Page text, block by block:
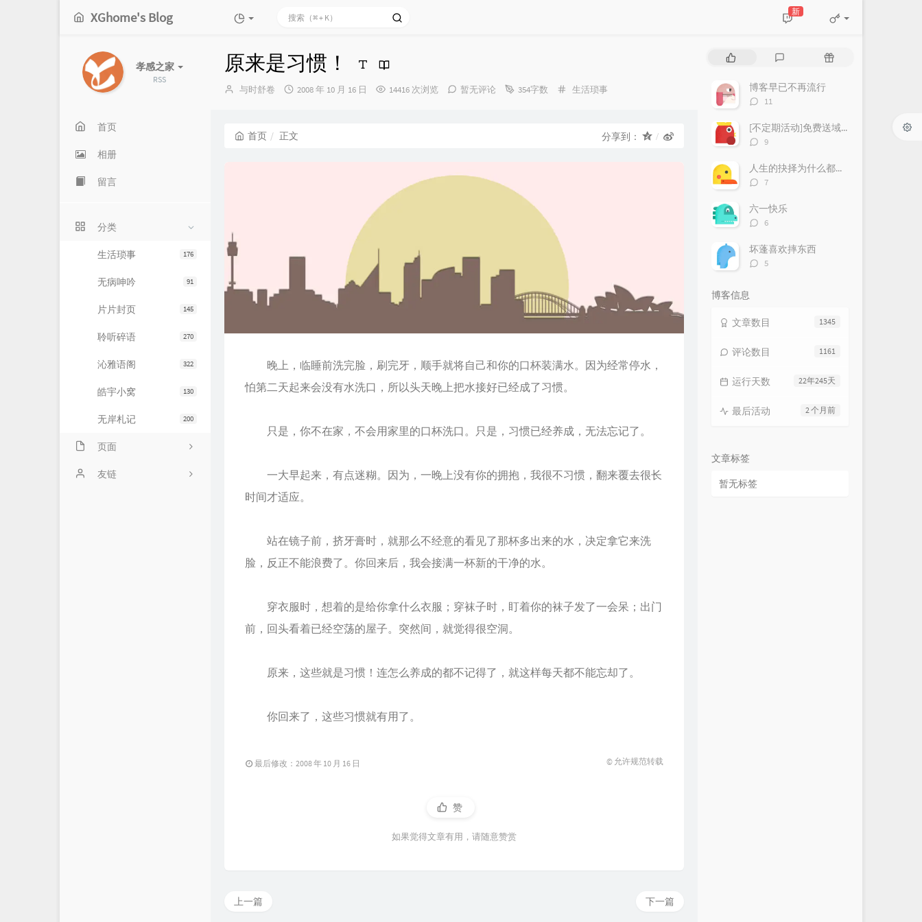
XGhome's Blog 新
孝感之家
RSS
首页
相册
留言
分类
176
生活琐事
91
无病呻吟
145
片片封页
270
聆听碎语
322
沁雅语阁
130
皓宇小窝
200
无岸札记
页面
友情链接
友链
原来是习惯！
博
与时舒卷
发
2008 年 10 月 16 日 14416 次浏览 暂无评论 354字数
分
生活琐事
首页 正文 分享到：
晚上，临睡前洗完脸，刷完牙，顺手就将自己和你的口杯装满水。因为经常停水，
怕第二天起来会没有水洗口，所以头天晚上把水接好已经成了习惯。
只是，你不在家，不会用家里的口杯洗口。只是，习惯已经养成，无法忘记了。
一大早起来，有点迷糊。因为，一晚上没有你的拥抱，我很不习惯，翻来覆去很长
时间才适应。
站在镜子前，挤牙膏时，就那么不经意的看见了那杯多出来的水，决定拿它来洗
脸，反正不能浪费了。你回来后，我会接满一杯新的干净的水。
穿衣服时，想着的是给你拿什么衣服；穿袜子时，盯着你的袜子发了一会呆；出门
前，回头看着已经空荡的屋子。突然间，就觉得很空洞。
原来，这些就是习惯！连怎么养成的都不记得了，就这样每天都不能忘却了。
你回来了，这些习惯就有用了。
最后修改：2008 年 10 月 16 日 © 允许规范转载
赞
如果觉得文章有用，请随意赞赏
下一篇
上一篇
评
随
博客早已不再流行
评
数：
11
[不定期活动]免费送域名或空间
评
数：
9
人生的抉择为什么都这么让人无奈？
评
数：
7
六一快乐
评
数：
6
坏蓬喜欢摔东西
评
5
博客信息
1345
文章数目
1161
评论数目
22年245天
运行天数
2 个月前
最后活动
文章标签
暂无标签